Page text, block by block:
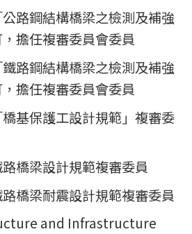
路鋼結構橋梁之檢測及補強
擔任複審委員會委員
路鋼結構橋梁之檢測及補強
擔任複審委員會委員
基保護工設計規範」複審委
橋梁設計規範複審委員
橋梁耐震設計規範複審委員
and Infrastructure